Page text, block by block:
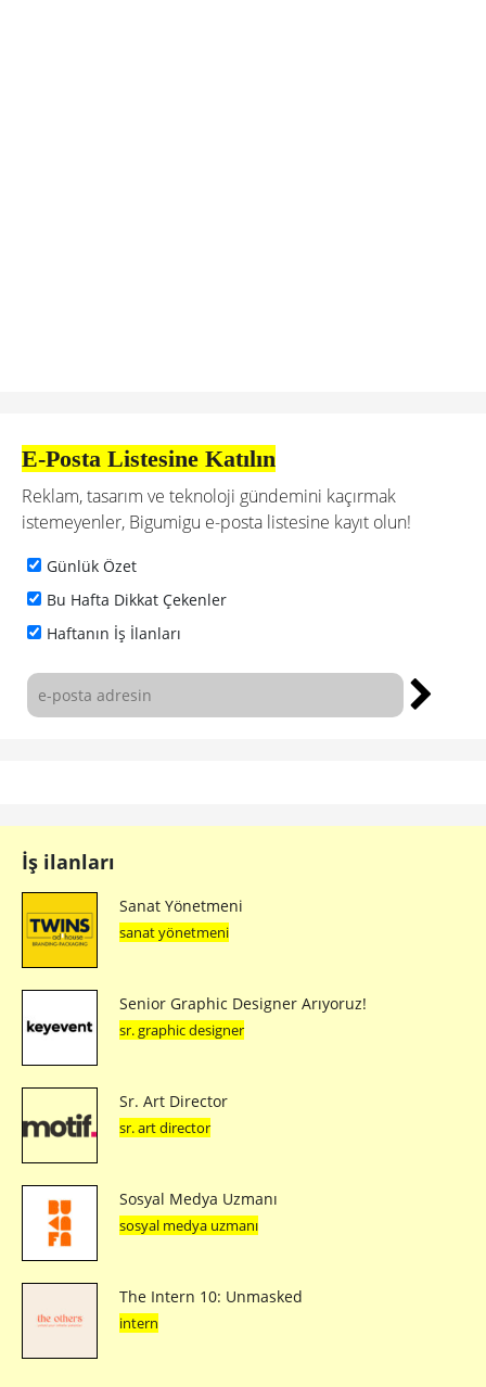
E-Posta Listesine Katılın
Reklam, tasarım ve teknoloji gündemini kaçırmak
istemeyenler, Bigumigu e-posta listesine kayıt olun!
Günlük Özet
Bu Hafta Dikkat Çekenler
Haftanın İş İlanları
İş ilanları
Sanat Yönetmeni
sanat yönetmeni
Senior Graphic Designer Arıyoruz!
sr. graphic designer
Sr. Art Director
sr. art director
Sosyal Medya Uzmanı
sosyal medya uzmanı
The Intern 10: Unmasked
intern